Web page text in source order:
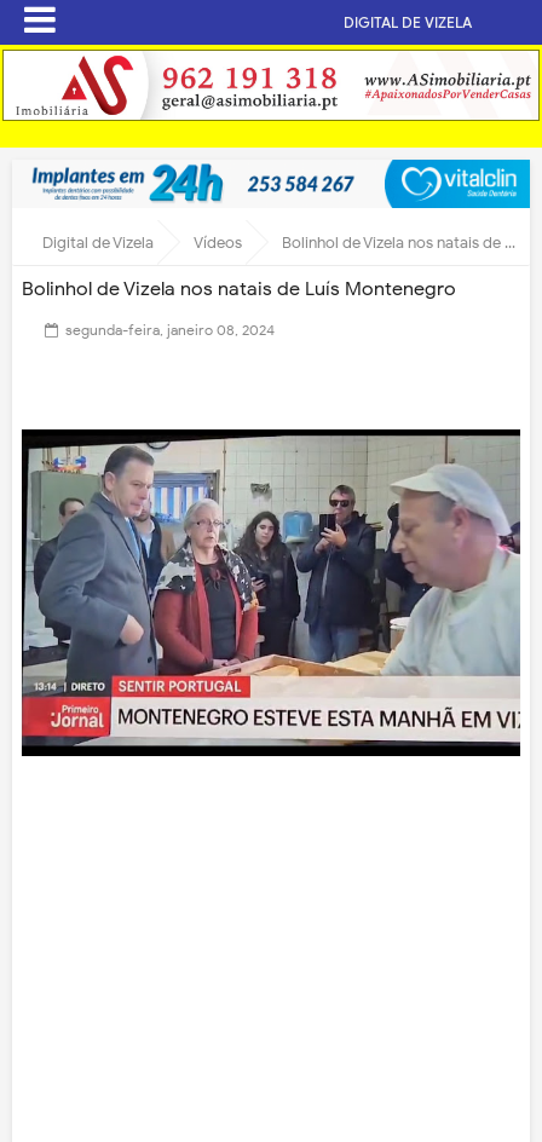
DIGITAL DE VIZELA
Digital de Vizela Vídeos Bolinhol de Vizela nos natais de Luís Montenegro
Bolinhol de Vizela nos natais de Luís Montenegro
segunda-feira, janeiro 08, 2024